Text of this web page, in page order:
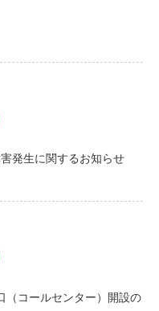
発生に関するお知らせ
（コールセンター）開設の